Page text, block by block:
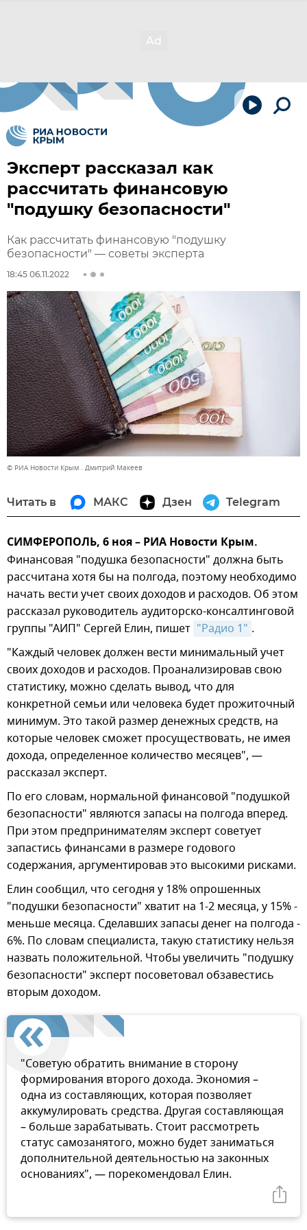
Эксперт рассказал как
рассчитать финансовую
"подушку безопасности"
Как рассчитать финансовую "подушку
безопасности" — советы эксперта
18:45 06.11.2022
© РИА Новости Крым . Дмитрий Макеев
Читать в МАКС Дзен Telegram
СИМФЕРОПОЛЬ, 6 ноя – РИА Новости Крым.
Финансовая "подушка безопасности" должна быть
рассчитана хотя бы на полгода, поэтому необходимо
начать вести учет своих доходов и расходов. Об этом
рассказал руководитель аудиторско-консалтинговой
группы "АИП" Сергей Елин, пишет "Радио 1" .
"Каждый человек должен вести минимальный учет
своих доходов и расходов. Проанализировав свою
статистику, можно сделать вывод, что для
конкретной семьи или человека будет прожиточный
минимум. Это такой размер денежных средств, на
которые человек сможет просуществовать, не имея
дохода, определенное количество месяцев", —
рассказал эксперт.
По его словам, нормальной финансовой "подушкой
безопасности" являются запасы на полгода вперед.
При этом предпринимателям эксперт советует
запастись финансами в размере годового
содержания, аргументировав это высокими рисками.
Елин сообщил, что сегодня у 18% опрошенных
"подушки безопасности" хватит на 1-2 месяца, у 15% -
меньше месяца. Сделавших запасы денег на полгода -
6%. По словам специалиста, такую статистику нельзя
назвать положительной. Чтобы увеличить "подушку
безопасности" эксперт посоветовал обзавестись
вторым доходом.
"Советую обратить внимание в сторону
формирования второго дохода. Экономия –
одна из составляющих, которая позволяет
аккумулировать средства. Другая составляющая
– больше зарабатывать. Стоит рассмотреть
статус самозанятого, можно будет заниматься
дополнительной деятельностью на законных
основаниях", — порекомендовал Елин.